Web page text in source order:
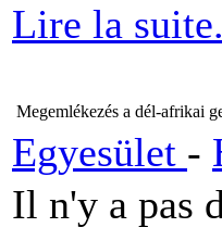
Lire la
Megemlékezés a dél-afrikai
Egyesület -
Il n'y a pas